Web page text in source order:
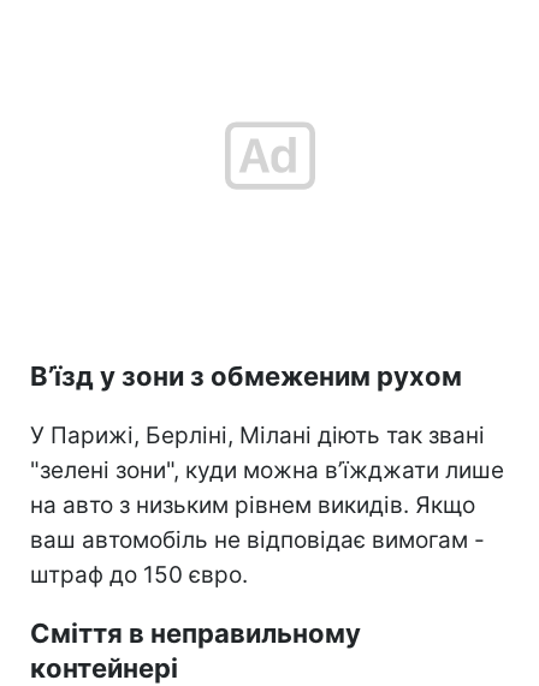
В’їзд у зони з обмеженим рухом
У Парижі, Берліні, Мілані діють так звані
"зелені зони", куди можна в’їжджати лише
на авто з низьким рівнем викидів. Якщо
ваш автомобіль не відповідає вимогам -
штраф до 150 євро.
Сміття в неправильному
контейнері